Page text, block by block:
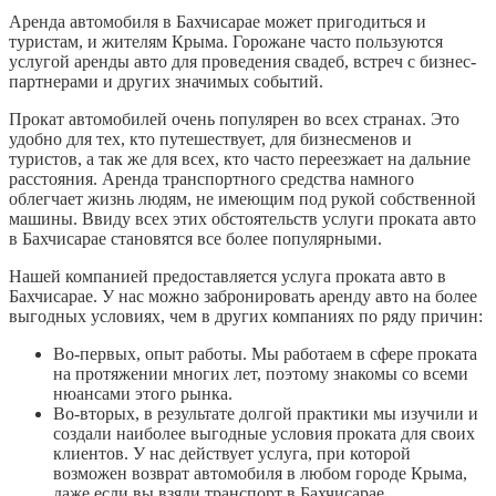
Аренда автомобиля в Бахчисарае может пригодиться и
туристам, и жителям Крыма. Горожане часто пользуются
услугой аренды авто для проведения свадеб, встреч с бизнес-
партнерами и других значимых событий.
Прокат автомобилей очень популярен во всех странах. Это
удобно для тех, кто путешествует, для бизнесменов и
туристов, а так же для всех, кто часто переезжает на дальние
расстояния. Аренда транспортного средства намного
облегчает жизнь людям, не имеющим под рукой собственной
машины. Ввиду всех этих обстоятельств услуги проката авто
в Бахчисарае становятся все более популярными.
Нашей компанией предоставляется услуга проката авто в
Бахчисарае. У нас можно забронировать аренду авто на более
выгодных условиях, чем в других компаниях по ряду причин:
Во-первых, опыт работы. Мы работаем в сфере проката
на протяжении многих лет, поэтому знакомы со всеми
нюансами этого рынка.
Во-вторых, в результате долгой практики мы изучили и
создали наиболее выгодные условия проката для своих
клиентов. У нас действует услуга, при которой
возможен возврат автомобиля в любом городе Крыма,